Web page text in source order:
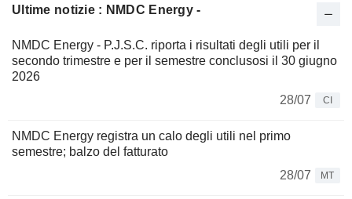
Ultime notizie : NMDC Energy -
NMDC Energy - P.J.S.C. riporta i risultati degli utili per il
secondo trimestre e per il semestre conclusosi il 30 giugno
2026
28/07
CI
NMDC Energy registra un calo degli utili nel primo
semestre; balzo del fatturato
28/07
MT